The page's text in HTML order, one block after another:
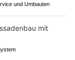
und Umbauten